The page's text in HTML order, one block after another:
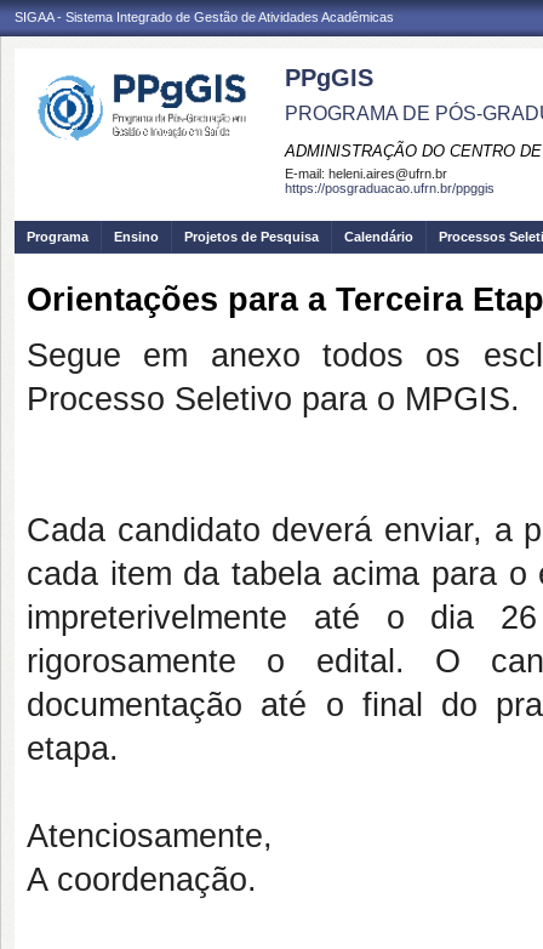
SIGAA - Sistema Integrado de Gestão de Atividades Acadêmicas
PPgGIS
PROGRAMA DE PÓS-
ADMINISTRAÇÃO DO CENTRO
E-mail: heleni.aires@ufrn.br
https://posgraduacao.ufrn.br/ppggis
Programa Ensino Projetos de Pesquisa Calendário Processos
Orientações para a Terceira
Segue em anexo todos os
Processo Seletivo para o MPGIS.
Cada candidato deverá enviar, a
cada item da tabela acima para o
impreterivelmente até o dia
rigorosamente o edital. O
documentação até o final do
etapa.
Atenciosamente,
A coordenação.